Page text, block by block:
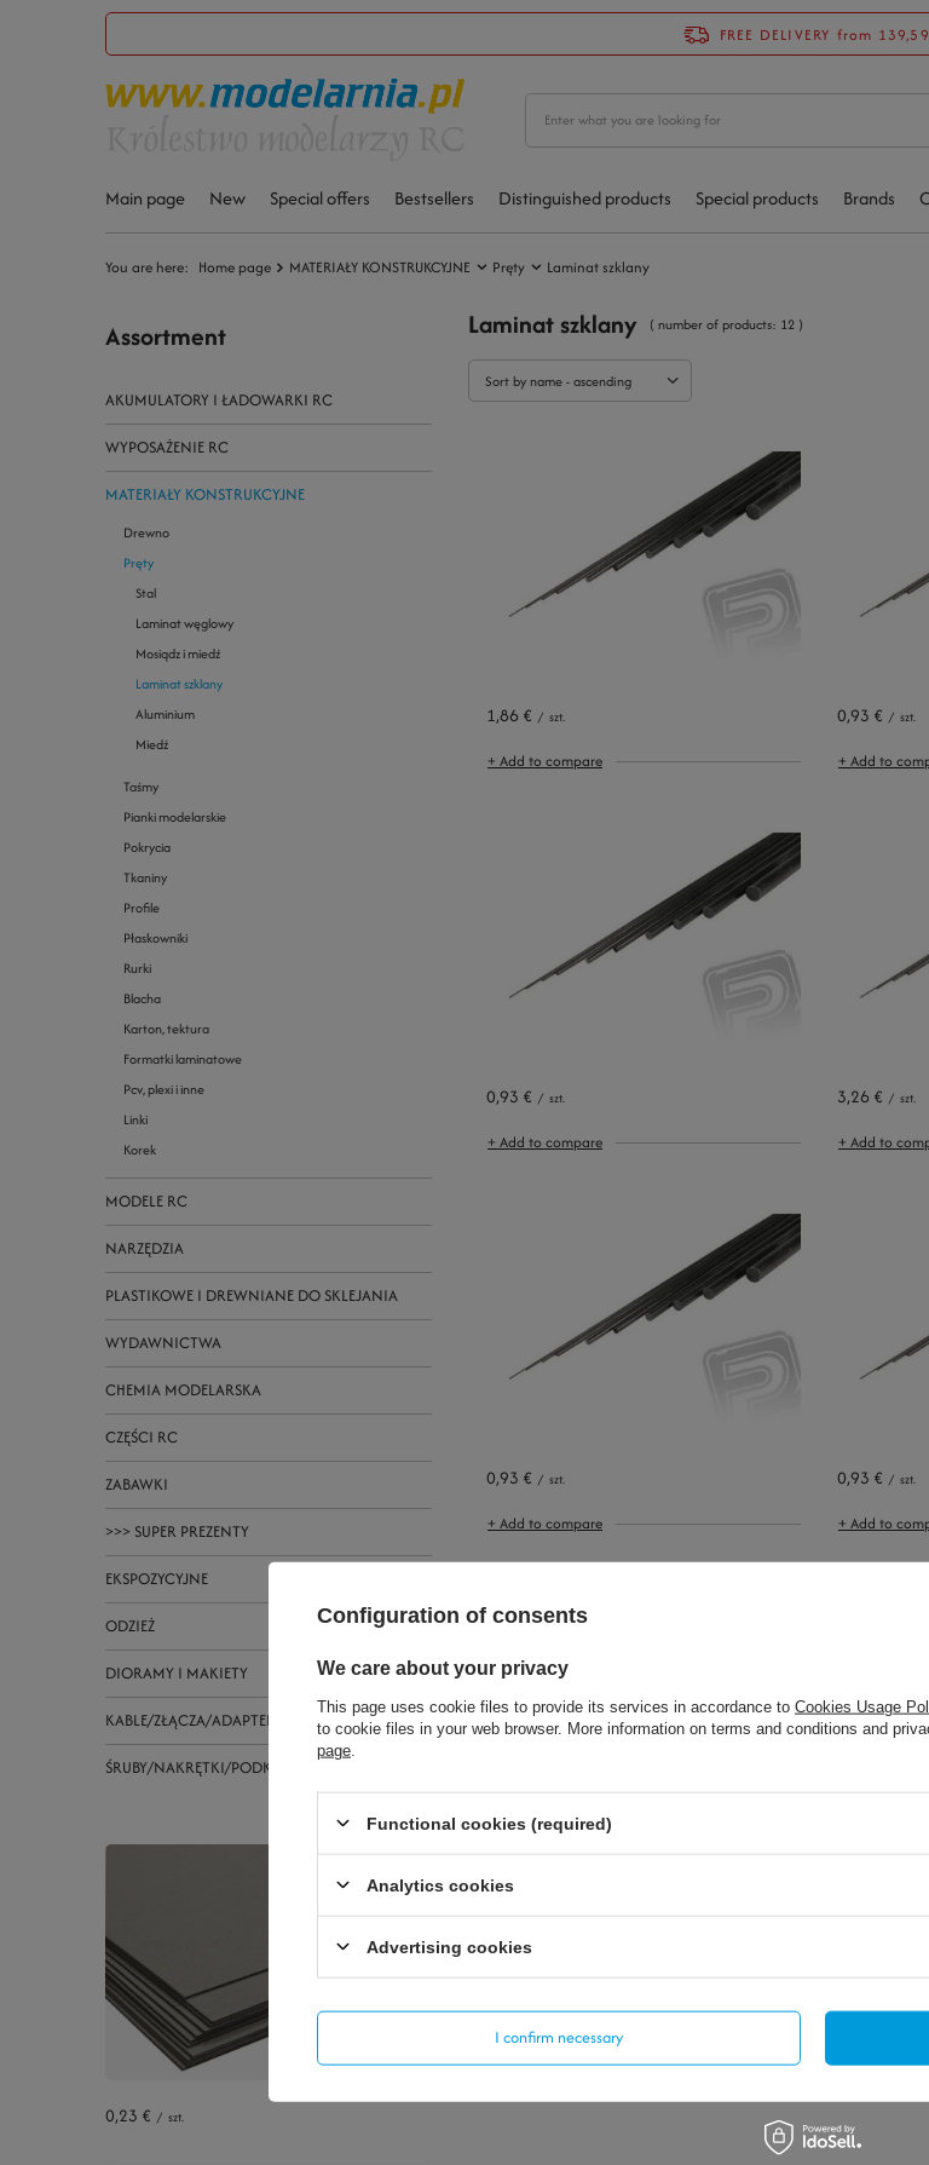
FREE DELIVERY from
Main page New Special offers Bestsellers Distinguished products Special products Brands
You are here: Home page MATERIAŁY KONSTRUKCYJNE Pręty Laminat szklany
Assortment
AKUMULATORY I ŁADOWARKI RC
WYPOSAŻENIE RC
MATERIAŁY KONSTRUKCYJNE
Drewno
Pręty
Stal
Laminat węglowy
Mosiądz i miedź
Laminat szklany
Aluminium
Miedź
Taśmy
Pianki modelarskie
Pokrycia
Tkaniny
Profile
Płaskowniki
Rurki
Blacha
Karton, tektura
Formatki laminatowe
Pcv, plexi i inne
Linki
Korek
MODELE RC
NARZĘDZIA
PLASTIKOWE I DREWNIANE DO SKLEJANIA
WYDAWNICTWA
CHEMIA MODELARSKA
CZĘŚCI RC
ZABAWKI
>>> SUPER PREZENTY
EKSPOZYCYJNE
ODZIEŻ
DIORAMY I MAKIETY
KABLE/ZŁĄCZA/ADAPTERY
ŚRUBY/NAKRĘTKI/PODKŁADKI
0,23 € / szt.
Laminat szklany ( number of products: 12 )
Sort by name - ascending
1,86 € / szt.
+ Add to compare
0,93 € / szt.
+ Add to
0,93 € / szt.
+ Add to compare
3,26 € / szt.
+ Add to
0,93 € / szt.
+ Add to compare
0,93 € / szt.
+ Add to
Configuration of consents
We care about your privacy
This page uses cookie files to provide its services in accordance to Cookies Usage
to cookie files in your web browser. More information on terms and conditions and
page
Functional cookies (required)
Analytics cookies
Advertising cookies
I confirm necessary